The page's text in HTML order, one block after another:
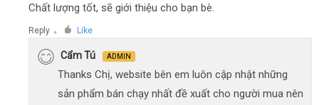
Chất lượng tốt, sẽ giới thiệu cho bạn bè.
Reply ● Like
Cẩm Tú ADMIN
Thanks Chị, website bên em luôn cập nhật những
sản phẩm bán chạy nhất đề xuất cho người mua nên